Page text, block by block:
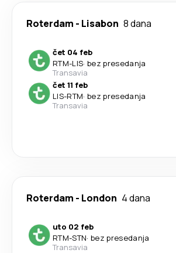
Roterdam - Lisabon 8 dana
čet 04 feb
RTM-LIS· bez presedanja
Transavia
čet 11 feb
LIS-RTM· bez presedanja
Transavia
Roterdam - London 4 dana
uto 02 feb
RTM-STN· bez presedanja
Transavia